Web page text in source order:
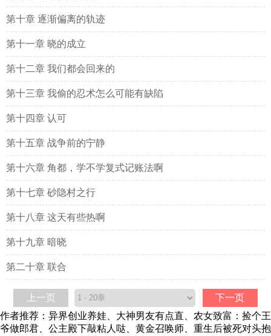
第十章 逐渐偏离的轨迹
第十一章 晓的成立
第十二章 我们都会回来的
第十三章 我偷的忍术怎么可能有缺陷
第十四章 认可
第十五章 战争前的宁静
第十六章 角都，学不学复式记账法啊
第十七章 砂隐村之行
第十八章 这天有些热啊
第十九章 暗晓
第二十章 联合
上一页
下一页
作者推荐： 异界创业养娃 大神男友有点直
农女致富：捡个王
爷做郎君
公主殿下敲粘人哒 黄金召唤师 重生后被死对头抱